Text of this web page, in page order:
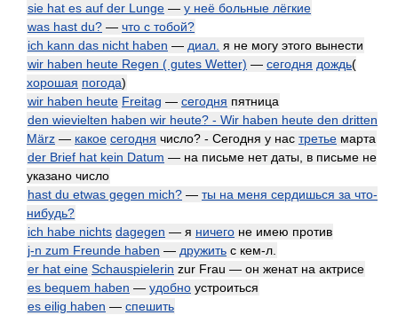
sie hat es auf der Lunge — у неё больные лёгкие
was hast du? — что с тобой?
ich kann das nicht haben — диал. я не могу этого вынести
wir haben heute Regen ( gutes Wetter) — сегодня дождь(
хорошая погода)
wir haben heute Freitag — сегодня пятница
den wievielten haben wir heute? - Wir haben heute den dritten
März — какое сегодня число? - Сегодня у нас третье марта
der Brief hat kein Datum — на письме нет даты, в письме не
указано число
hast du etwas gegen mich? — ты на меня сердишься за что-
нибудь?
ich habe nichts dagegen — я ничего не имею против
j-n zum Freunde haben — дружить с кем-л.
er hat eine Schauspielerin zur Frau — он женат на актрисе
es bequem haben — удобно устроиться
es eilig haben — спешить